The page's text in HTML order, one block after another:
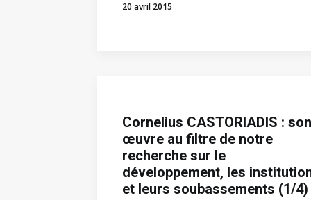
20 avril 2015
Cornelius CASTORIADIS : son
œuvre au filtre de notre
recherche sur le
développement, les
et leurs soubassements (1/4)